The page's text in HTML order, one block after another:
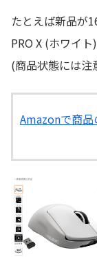
たとえば新品が
PRO X (ホワイ
(商品状態には注
Amazonで商品